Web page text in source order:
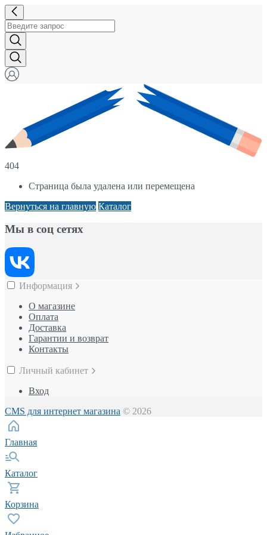
404
Страница была удалена или перемещена
Вернуться на главную Каталог
Мы в соц сетях
Информация
О магазине
Оплата
Доставка
Гарантии и возврат
Контакты
Личный кабинет
Вход
CMS для интернет магазина © 2026
Главная
Каталог
Корзина